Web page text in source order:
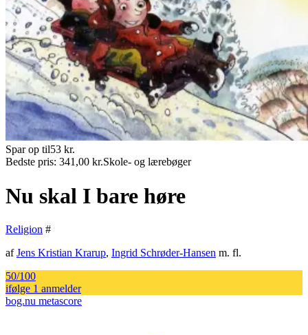
Spar op til53 kr.
Bedste pris: 341,00 kr.Skole- og lærebøger
Nu skal I bare høre
Religion #
afJens Kristian Krarup, Ingrid Schrøder-Hansen m. fl.
50/100
ifølge 1 anmelder
bog.nu metascore